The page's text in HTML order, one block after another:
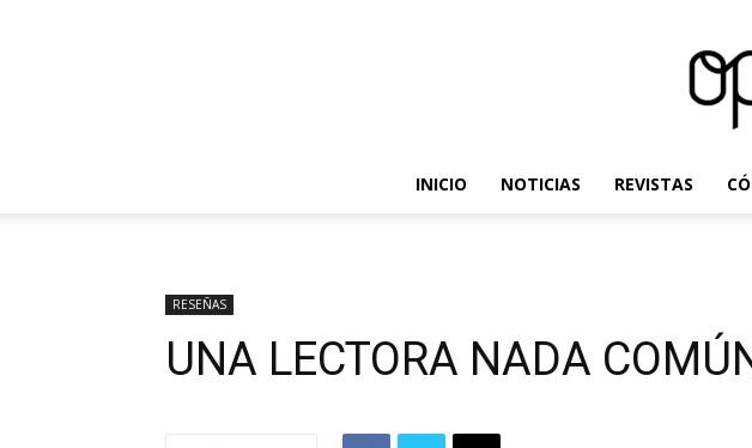
INICIO NOTICIAS REVISTAS
RESEÑAS
UNA LECTORA NADA